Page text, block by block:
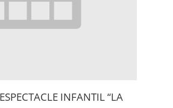
INFANTIL “LA